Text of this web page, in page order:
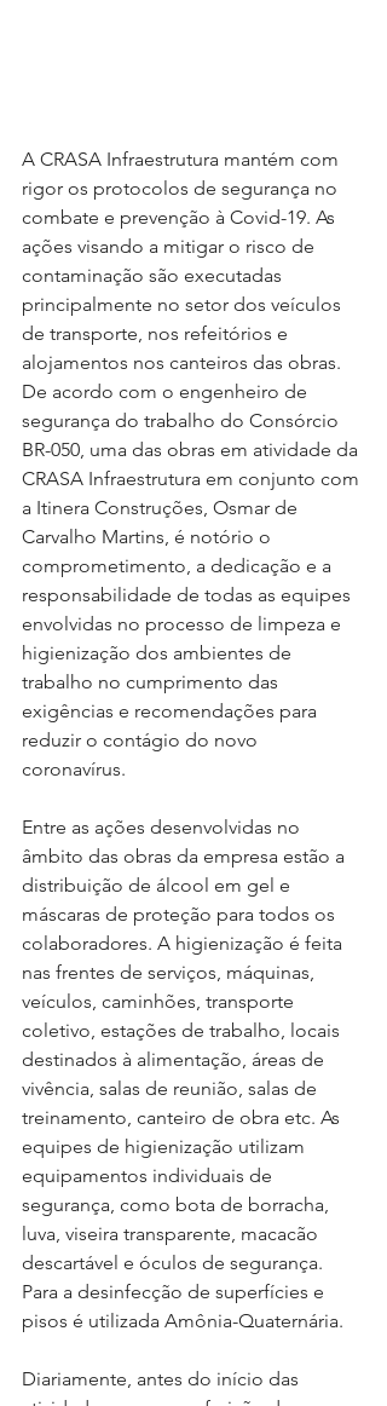
A CRASA Infraestrutura mantém com
rigor os protocolos de segurança no
combate e prevenção à Covid-19. As
ações visando a mitigar o risco de
contaminação são executadas
principalmente no setor dos veículos
de transporte, nos refeitórios e
alojamentos nos canteiros das obras.
De acordo com o engenheiro de
segurança do trabalho do Consórcio
BR-050, uma das obras em atividade da
CRASA Infraestrutura em conjunto com
a Itinera Construções, Osmar de
Carvalho Martins, é notório o
comprometimento, a dedicação e a
responsabilidade de todas as equipes
envolvidas no processo de limpeza e
higienização dos ambientes de
trabalho no cumprimento das
exigências e recomendações para
reduzir o contágio do novo
coronavírus.
Entre as ações desenvolvidas no
âmbito das obras da empresa estão a
distribuição de álcool em gel e
máscaras de proteção para todos os
colaboradores. A higienização é feita
nas frentes de serviços, máquinas,
veículos, caminhões, transporte
coletivo, estações de trabalho, locais
destinados à alimentação, áreas de
vivência, salas de reunião, salas de
treinamento, canteiro de obra etc. As
equipes de higienização utilizam
equipamentos individuais de
segurança, como bota de borracha,
luva, viseira transparente, macacão
descartável e óculos de segurança.
Para a desinfecção de superfícies e
pisos é utilizada Amônia-Quaternária.
Diariamente, antes do início das